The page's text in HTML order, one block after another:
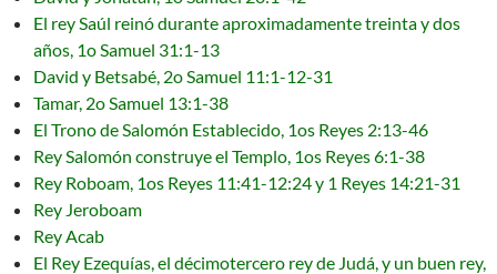
El rey Saúl reinó durante aproximadamente treinta y dos
años, 1o Samuel 31:1-13
David y Betsabé, 2o Samuel 11:1-12-31
Tamar, 2o Samuel 13:1-38
El Trono de Salomón Establecido, 1os Reyes 2:13-46
Rey Salomón construye el Templo, 1os Reyes 6:1-38
Rey Roboam, 1os Reyes 11:41-12:24 y 1 Reyes 14:21-31
Rey Jeroboam
Rey Acab
El Rey Ezequías, el décimotercero rey de Judá, y un buen rey,